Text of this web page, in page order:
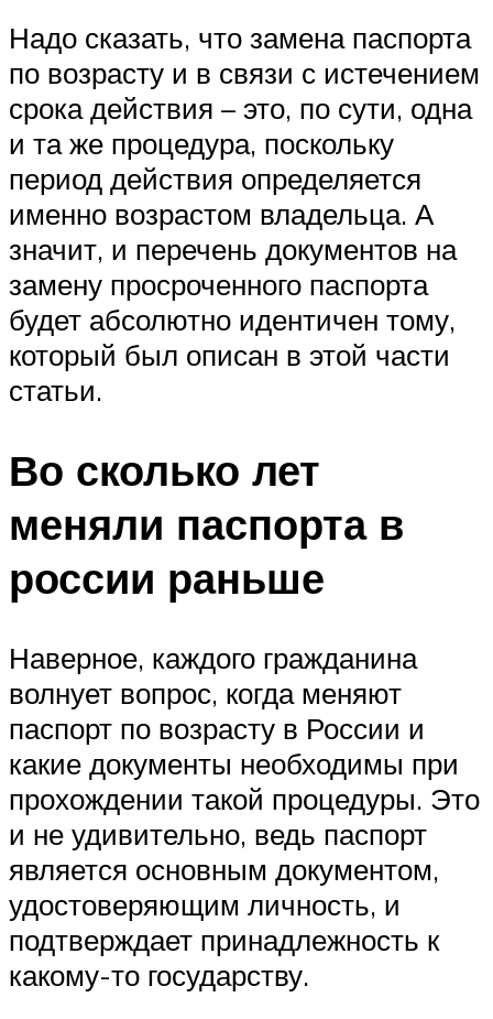
Надо сказать, что замена паспорта
по возрасту и в связи с истечением
срока действия – это, по сути, одна
и та же процедура, поскольку
период действия определяется
именно возрастом владельца. А
значит, и перечень документов на
замену просроченного паспорта
будет абсолютно идентичен тому,
который был описан в этой части
статьи.
Во сколько лет
меняли паспорта в
россии раньше
Наверное, каждого гражданина
волнует вопрос, когда меняют
паспорт по возрасту в России и
какие документы необходимы при
прохождении такой процедуры. Это
и не удивительно, ведь паспорт
является основным документом,
удостоверяющим личность, и
подтверждает принадлежность к
какому-то государству.